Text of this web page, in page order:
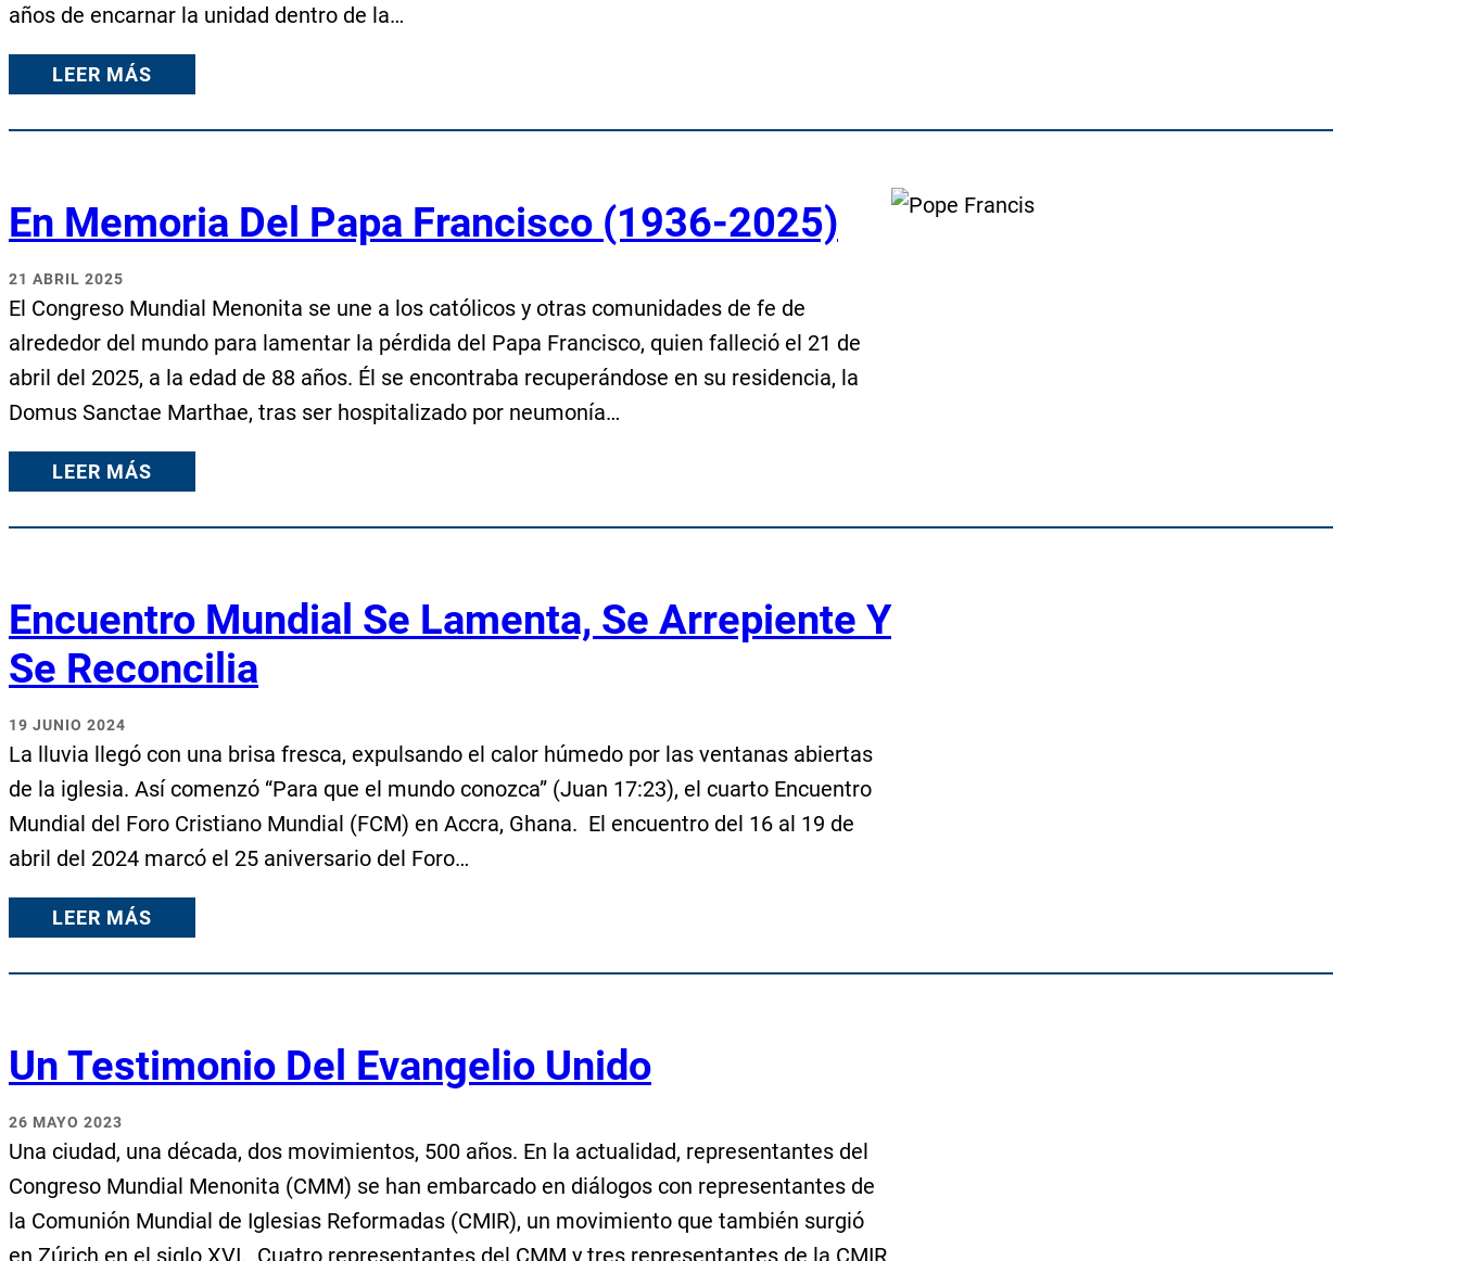
años de encarnar la unidad dentro de la…
LEER MÁS
En Memoria Del Papa Francisco (1936-2025)
21 ABRIL 2025
El Congreso Mundial Menonita se une a los católicos y otras comunidades de fe de
alrededor del mundo para lamentar la pérdida del Papa Francisco, quien falleció el 21 de
abril del 2025, a la edad de 88 años. Él se encontraba recuperándose en su residencia, la
Domus Sanctae Marthae, tras ser hospitalizado por neumonía…
LEER MÁS
Encuentro Mundial Se Lamenta, Se Arrepiente Y
Se Reconcilia
19 JUNIO 2024
La lluvia llegó con una brisa fresca, expulsando el calor húmedo por las ventanas abiertas
de la iglesia. Así comenzó “Para que el mundo conozca” (Juan 17:23), el cuarto Encuentro
Mundial del Foro Cristiano Mundial (FCM) en Accra, Ghana. El encuentro del 16 al 19 de
abril del 2024 marcó el 25 aniversario del Foro…
LEER MÁS
Un Testimonio Del Evangelio Unido
26 MAYO 2023
Una ciudad, una década, dos movimientos, 500 años. En la actualidad, representantes del
Congreso Mundial Menonita (CMM) se han embarcado en diálogos con representantes de
la Comunión Mundial de Iglesias Reformadas (CMIR), un movimiento que también surgió
en Zúrich en el siglo XVI. Cuatro representantes del CMM y tres representantes de la CMIR